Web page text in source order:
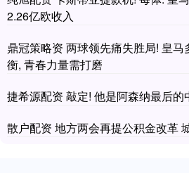
2.26亿欧收入
鼎冠策略资 两球领先痛失胜局! 皇
衡, 青春力量需打磨
捷希源配资 敲定! 他是阿森纳最后的
散户配资 地方两会再提公积金改革